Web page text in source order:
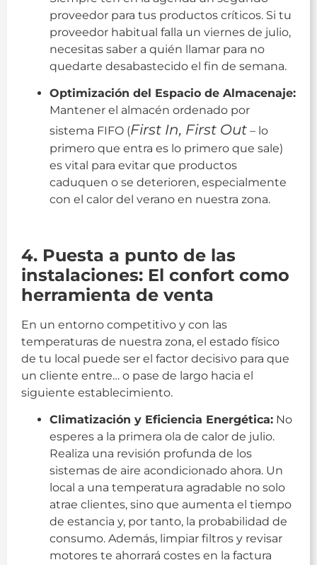
proveedor para tus productos críticos. Si tu
proveedor habitual falla un viernes de julio,
necesitas saber a quién llamar para no
quedarte desabastecido el fin de semana.
Optimización del Espacio de Almacenaje:
Mantener el almacén ordenado por
sistema FIFO (First In, First Out – lo
primero que entra es lo primero que sale)
es vital para evitar que productos
caduquen o se deterioren, especialmente
con el calor del verano en nuestra zona.
4. Puesta a punto de las
instalaciones: El confort como
herramienta de venta
En un entorno competitivo y con las
temperaturas de nuestra zona, el estado físico
de tu local puede ser el factor decisivo para que
un cliente entre… o pase de largo hacia el
siguiente establecimiento.
Climatización y Eficiencia Energética: No
esperes a la primera ola de calor de julio.
Realiza una revisión profunda de los
sistemas de aire acondicionado ahora. Un
local a una temperatura agradable no solo
atrae clientes, sino que aumenta el tiempo
de estancia y, por tanto, la probabilidad de
consumo. Además, limpiar filtros y revisar
motores te ahorrará costes en la factura